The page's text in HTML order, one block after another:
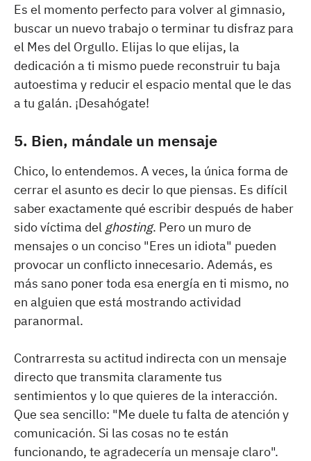
Es el momento perfecto para volver al gimnasio,
buscar un nuevo trabajo o terminar tu disfraz para
el Mes del Orgullo. Elijas lo que elijas, la
dedicación a ti mismo puede reconstruir tu baja
autoestima y reducir el espacio mental que le das
a tu galán. ¡Desahógate!
5. Bien, mándale un mensaje
Chico, lo entendemos. A veces, la única forma de
cerrar el asunto es decir lo que piensas. Es difícil
saber exactamente qué escribir después de haber
sido víctima del ghosting. Pero un muro de
mensajes o un conciso "Eres un idiota" pueden
provocar un conflicto innecesario. Además, es
más sano poner toda esa energía en ti mismo, no
en alguien que está mostrando actividad
paranormal.
Contrarresta su actitud indirecta con un mensaje
directo que transmita claramente tus
sentimientos y lo que quieres de la interacción.
Que sea sencillo: "Me duele tu falta de atención y
comunicación. Si las cosas no te están
funcionando, te agradecería un mensaje claro".